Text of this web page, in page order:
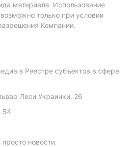
материала. Использование
только при условии
Компании.
в Реестре субъектов в сфере
Леси Украинки, 26
54
новости.